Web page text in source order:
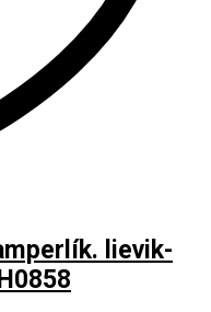
lievik-